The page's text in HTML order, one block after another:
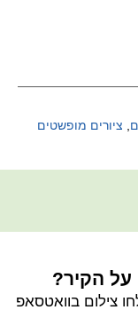
, ציורים מופשטים
על הקיר?
צילום בוואטסאפ